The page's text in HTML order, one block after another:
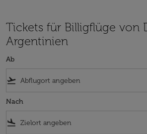
Tickets für Billigflüge von
Argentinien
Ab
flight_takeoff
Nach
flight_land